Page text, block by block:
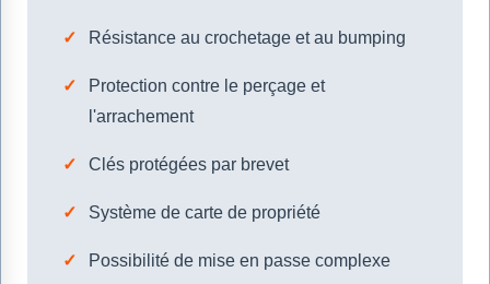
Résistance au crochetage et au bumping
Protection contre le perçage et
l'arrachement
Clés protégées par brevet
Système de carte de propriété
Possibilité de mise en passe complexe